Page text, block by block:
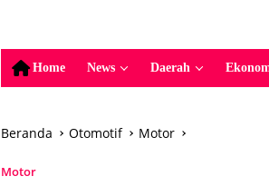
Terbaru,Terkini
dan
Terpercaya
Home News Daerah
Beranda Otomotif Motor
Motor